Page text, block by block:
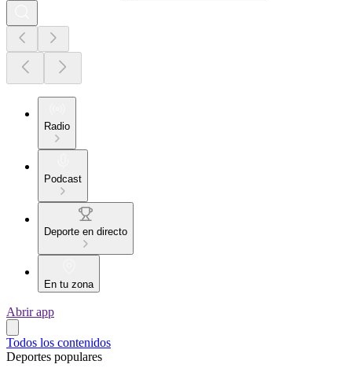
Radio
Podcast
Deporte en directo
En tu zona
Abrir app
Todos los contenidos
Deportes populares